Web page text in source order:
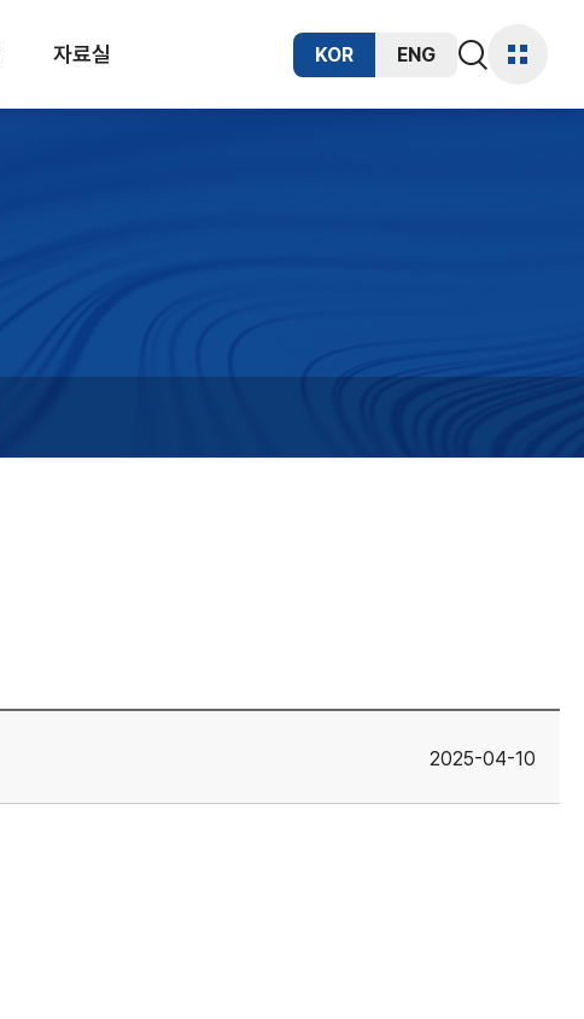
자료실 KOR ENG
통합검색
사이트
2025-04-10